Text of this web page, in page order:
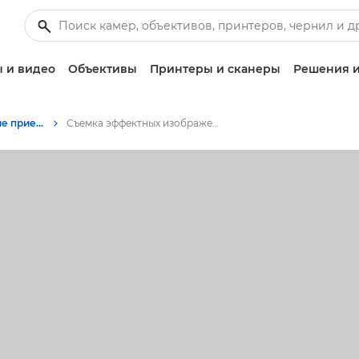
и видео Объективы Принтеры и сканеры Решения
Советы и технические приемы по фотографии и печати Съемка эффектных изображений Flat Lay